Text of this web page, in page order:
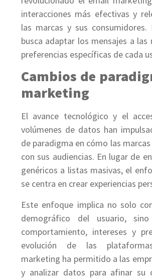
interacciones más efectivas y
las marcas y sus consumidores.
busca adaptar los mensajes a las
preferencias específicas de cada
Cambios de
marketing
El avance tecnológico y el
volúmenes de datos han
de paradigma en cómo las
con sus audiencias. En lugar de
genéricos a listas masivas, el
se centra en crear experiencias
Este enfoque implica no solo
demográfico del usuario,
comportamiento, intereses y
evolución de las
marketing ha permitido a las
y analizar datos para afinar su